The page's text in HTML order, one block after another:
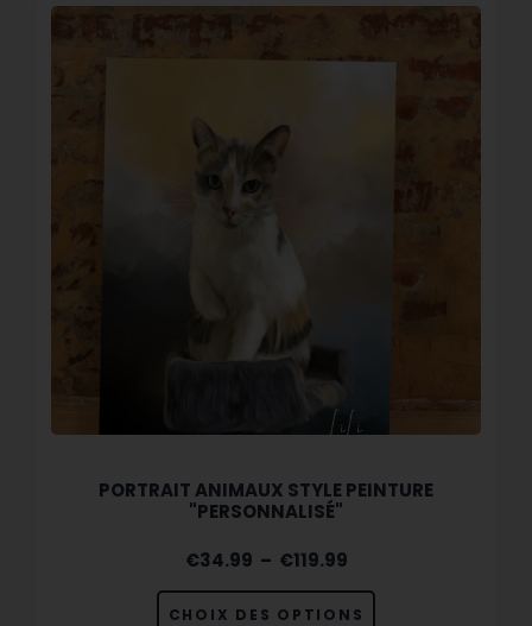
PORTRAIT ANIMAUX STYLE PEINTURE
"PERSONNALISÉ"
€34.99 – €119.99
CHOIX DES OPTIONS